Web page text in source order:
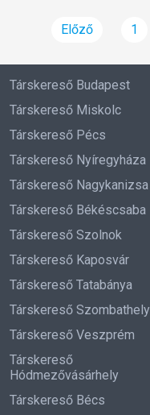
Előző 1
Társkereső Budapest
Társkereső Miskolc
Társkereső Pécs
Társkereső Nyíregyháza
Társkereső Nagykanizsa
Társkereső Békéscsaba
Társkereső Szolnok
Társkereső Kaposvár
Társkereső Tatabánya
Társkereső Szombathely
Társkereső Veszprém
Társkereső
Hódmezővásárhely
Társkereső Bécs